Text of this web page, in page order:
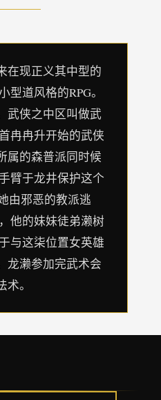
在现正义其中型的
型道风格的RPG。
武侠之中区叫做武
冉冉升开始的武侠
属的森普派同时候
臂于龙井保护这个
由邪恶的教派逃
他的妹妹徒弟濑树
与这柒位置女英雄
龙濑参加完武术会
。